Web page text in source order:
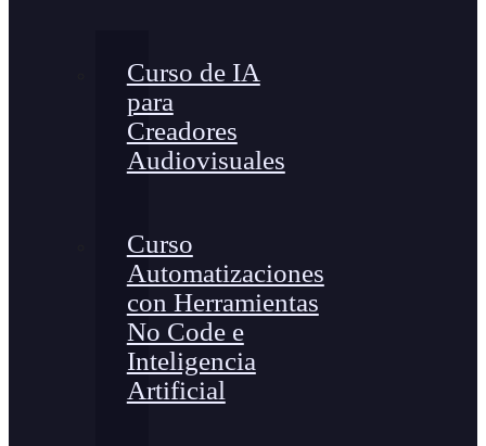
Curso de IA
para
Creadores
Audiovisuales
Curso
Automatizaciones
con Herramientas
No Code e
Inteligencia
Artificial